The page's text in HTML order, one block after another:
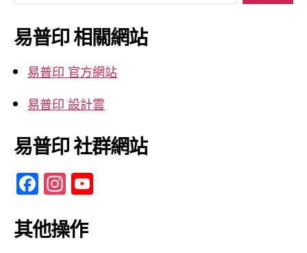
關
鍵
字:
易普印 相關網站
易普印 官方網站
易普印 設計雲
易普印 社群網站
F
a
c
In
st
a
其他操作